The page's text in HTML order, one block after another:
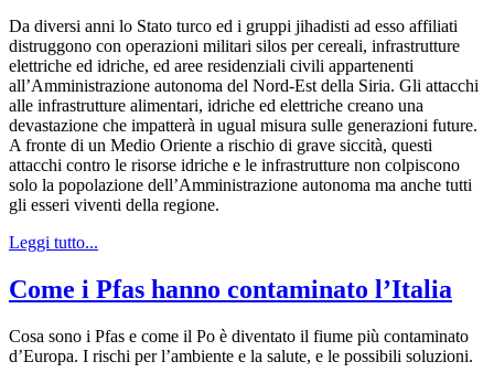
Da diversi anni lo Stato turco ed i gruppi jihadisti ad esso affiliati
distruggono con operazioni militari silos per cereali, infrastrutture
elettriche ed idriche, ed aree residenziali civili appartenenti
all’Amministrazione autonoma del Nord-Est della Siria. Gli attacchi
alle infrastrutture alimentari, idriche ed elettriche creano una
devastazione che impatterà in ugual misura sulle generazioni future.
A fronte di un Medio Oriente a rischio di grave siccità, questi
attacchi contro le risorse idriche e le infrastrutture non colpiscono
solo la popolazione dell’Amministrazione autonoma ma anche tutti
gli esseri viventi della regione.
Leggi tutto...
Come i Pfas hanno contaminato l’Italia
Cosa sono i Pfas e come il Po è diventato il fiume più contaminato
d’Europa. I rischi per l’ambiente e la salute, e le possibili soluzioni.